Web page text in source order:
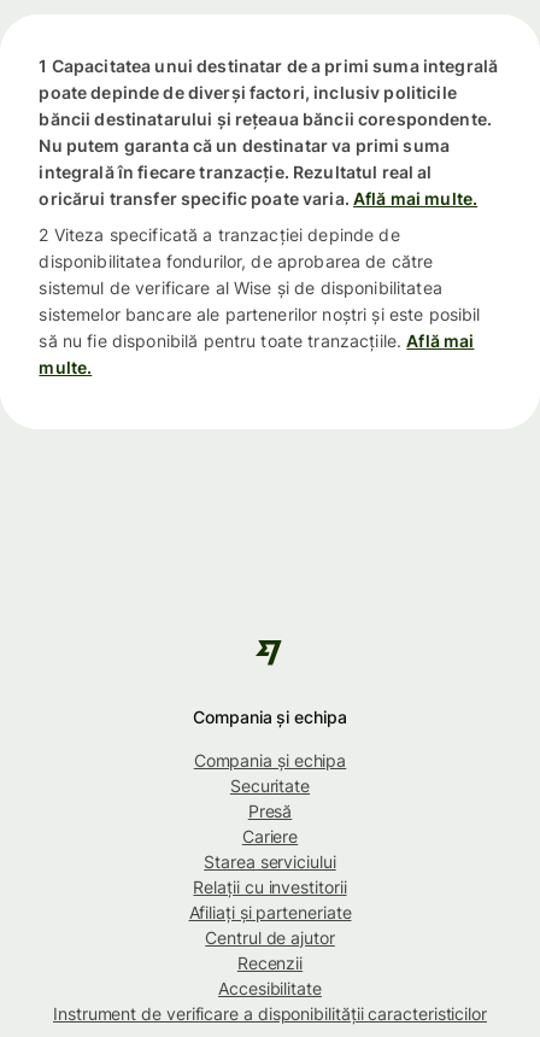
1 Capacitatea unui destinatar de a primi suma integrală
poate depinde de diverși factori, inclusiv politicile
băncii destinatarului și rețeaua băncii corespondente.
Nu putem garanta că un destinatar va primi suma
integrală în fiecare tranzacție. Rezultatul real al
oricărui transfer specific poate varia. Află mai multe.
2 Viteza specificată a tranzacției depinde de
disponibilitatea fondurilor, de aprobarea de către
sistemul de verificare al Wise și de disponibilitatea
sistemelor bancare ale partenerilor noștri și este posibil
să nu fie disponibilă pentru toate tranzacțiile. Află mai
multe.
Compania și echipa
Compania și echipa
Securitate
Presă
Cariere
Starea serviciului
Relații cu investitorii
Afiliați și parteneriate
Centrul de ajutor
Recenzii
Accesibilitate
Instrument de verificare a disponibilității caracteristicilor